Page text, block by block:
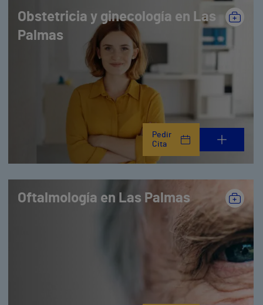
Obstetricia y ginecología en Las
Palmas
Pedir
Cita
Oftalmología en Las Palmas